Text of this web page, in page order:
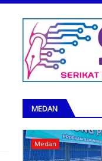
MEDAN
Medan